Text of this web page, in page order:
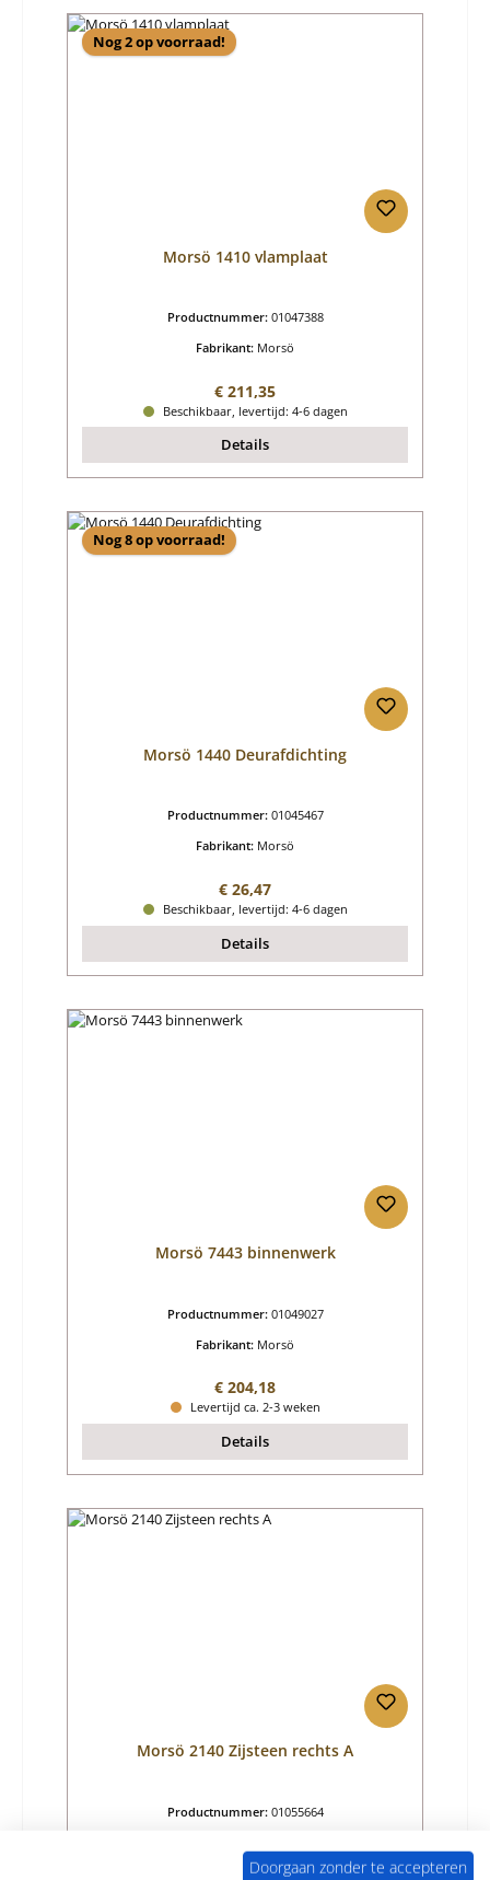
Nog 2 op voorraad!
Morsö 1410 vlamplaat
Productnummer: 01047388
Fabrikant: Morsö
Normale prijs:
€ 211,35
Beschikbaar, levertijd: 4-6 dagen
Details
Nog 8 op voorraad!
Morsö 1440 Deurafdichting
Productnummer: 01045467
Fabrikant: Morsö
Normale prijs:
€ 26,47
Beschikbaar, levertijd: 4-6 dagen
Details
Morsö 7443 binnenwerk
Productnummer: 01049027
Fabrikant: Morsö
Normale prijs:
€ 204,18
Levertijd ca. 2-3 weken
Details
Morsö 2140 Zijsteen rechts A
Productnummer: 01055664
Doorgaan zonder te accepteren